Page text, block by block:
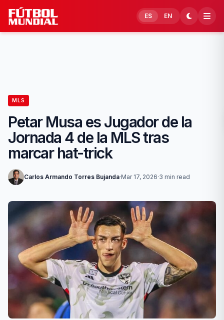
Skip to content
ES EN
MLS
Petar Musa es Jugador de la
Jornada 4 de la MLS tras
marcar hat-trick
Carlos Armando Torres Bujanda·Mar 17, 2026·3 min read